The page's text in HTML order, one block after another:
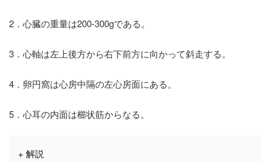
2．心臓の重量は200-300gである。
3．心軸は左上後方から右下前方に向かって斜走する。
4．卵円窩は心房中隔の左心房面にある。
5．心耳の内面は櫛状筋からなる。
+ 解説